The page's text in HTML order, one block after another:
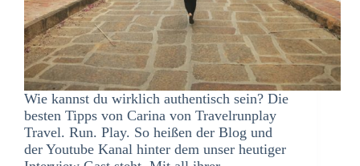
Wie kannst du wirklich authentisch sein? Die
besten Tipps von Carina von Travelrunplay
Travel. Run. Play. So heißen der Blog und
der Youtube Kanal hinter dem unser heutiger